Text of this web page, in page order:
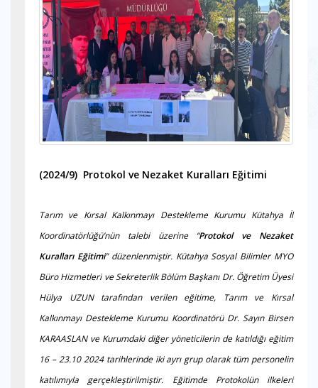
(2024/9) Protokol ve Nezaket Kuralları Eğitimi
Tarım ve Kırsal Kalkınmayı Destekleme Kurumu Kütahya İl
Koordinatörlüğü’nün talebi üzerine “Protokol ve Nezaket
Kuralları Eğitimi” düzenlenmiştir. Kütahya Sosyal Bilimler MYO
Büro Hizmetleri ve Sekreterlik Bölüm Başkanı Dr. Öğretim Üyesi
Hülya UZUN tarafından verilen eğitime, Tarım ve Kırsal
Kalkınmayı Destekleme Kurumu Koordinatörü Dr. Sayın Birsen
KARAASLAN ve Kurumdaki diğer yöneticilerin de katıldığı eğitim
16 – 23.10 2024 tarihlerinde iki ayrı grup olarak tüm personelin
katılımıyla gerçekleştirilmiştir. Eğitimde Protokolün ilkeleri